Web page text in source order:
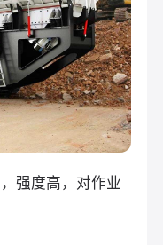
强度高，对作业